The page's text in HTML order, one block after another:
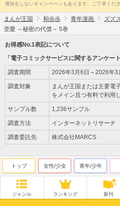
通知をしないキャンペーンもあります。ご了承くださ
まんが王国 和歩歩 青年漫画 ズズ
歪愛 ～秘密の代償～ 5巻
お得感No.1表記について
「電子コミックサービスに関するアンケート
調査期間 2026年3月6日～2026年3
調査対象
まんが王国または主要電
をメイン且つ有料で利用
サンプル数 1,236サンプル
調査方法 インターネットリサーチ
調査委託先 株式会社MARCS
トップ 女性/少女 青年/少年
ジャンル ランキング 新刊